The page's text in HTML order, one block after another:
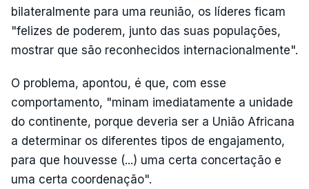
bilateralmente para uma reunião, os líderes ficam
"felizes de poderem, junto das suas populações,
mostrar que são reconhecidos internacionalmente".
O problema, apontou, é que, com esse
comportamento, "minam imediatamente a unidade
do continente, porque deveria ser a União Africana
a determinar os diferentes tipos de engajamento,
para que houvesse (...) uma certa concertação e
uma certa coordenação".